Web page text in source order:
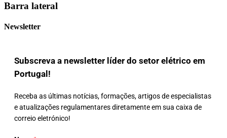
Barra lateral
Newsletter
Subscreva a newsletter líder do setor elétrico em
Portugal!
Receba as últimas notícias, formações, artigos de especialistas
e atualizações regulamentares diretamente em sua caixa de
correio eletrónico!